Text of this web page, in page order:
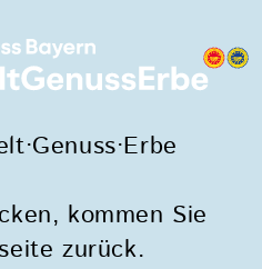
kommen Sie
zurück.